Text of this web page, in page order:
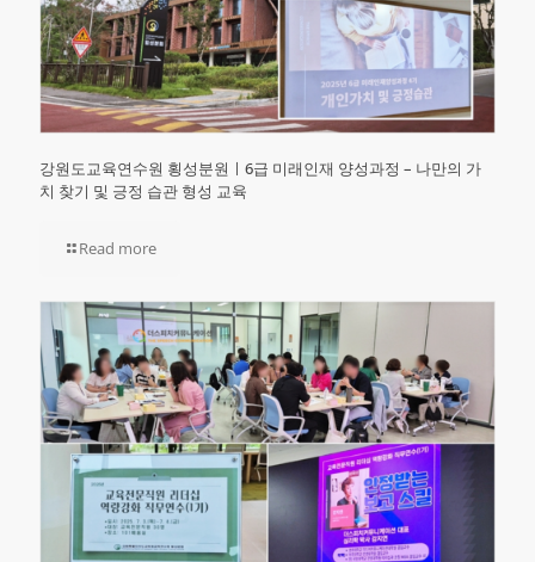
강원도교육연수원 횡성분원ㅣ6급 미래인재 양성과정 – 나만의 가
치 찾기 및 긍정 습관 형성 교육
Read more